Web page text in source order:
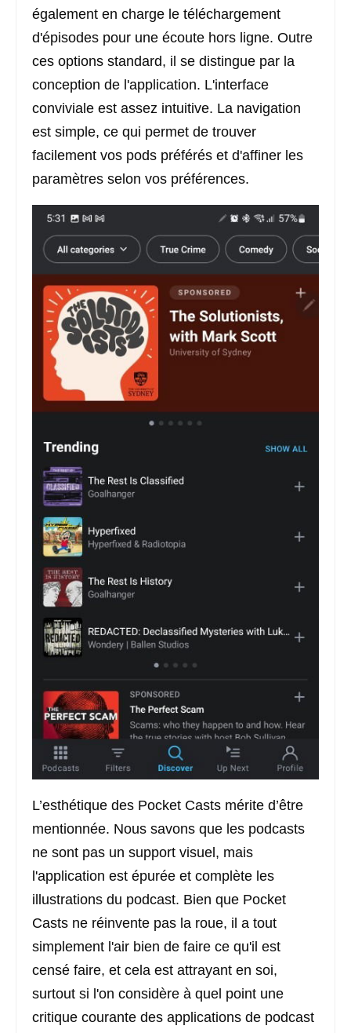
également en charge le téléchargement
d'épisodes pour une écoute hors ligne. Outre
ces options standard, il se distingue par la
conception de l'application. L'interface
conviviale est assez intuitive. La navigation
est simple, ce qui permet de trouver
facilement vos pods préférés et d'affiner les
paramètres selon vos préférences.
L’esthétique des Pocket Casts mérite d’être
mentionnée. Nous savons que les podcasts
ne sont pas un support visuel, mais
l'application est épurée et complète les
illustrations du podcast. Bien que Pocket
Casts ne réinvente pas la roue, il a tout
simplement l'air bien de faire ce qu'il est
censé faire, et cela est attrayant en soi,
surtout si l'on considère à quel point une
critique courante des applications de podcast